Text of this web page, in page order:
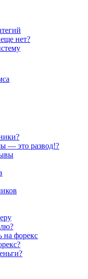
нет?
— это развод!?
на форекс